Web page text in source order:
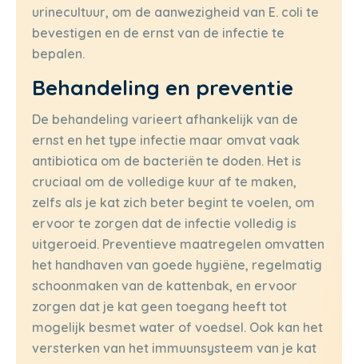
urinecultuur, om de aanwezigheid van E. coli te
bevestigen en de ernst van de infectie te
bepalen.
Behandeling en preventie
De behandeling varieert afhankelijk van de
ernst en het type infectie maar omvat vaak
antibiotica om de bacteriën te doden. Het is
cruciaal om de volledige kuur af te maken,
zelfs als je kat zich beter begint te voelen, om
ervoor te zorgen dat de infectie volledig is
uitgeroeid. Preventieve maatregelen omvatten
het handhaven van goede hygiëne, regelmatig
schoonmaken van de kattenbak, en ervoor
zorgen dat je kat geen toegang heeft tot
mogelijk besmet water of voedsel. Ook kan het
versterken van het immuunsysteem van je kat